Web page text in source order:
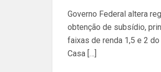
Governo Federal altera
obtenção de subsídio,
faixas de renda 1,5 e 2
Casa […]